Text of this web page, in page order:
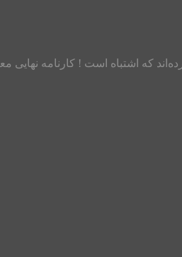
که اشتباه است ! کارنامه